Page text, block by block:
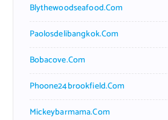
Blythewoodseafood.com
Paolosdelibangkok.com
Bobacove.com
Phoone24brookfield.com
Mickeybarmama.com